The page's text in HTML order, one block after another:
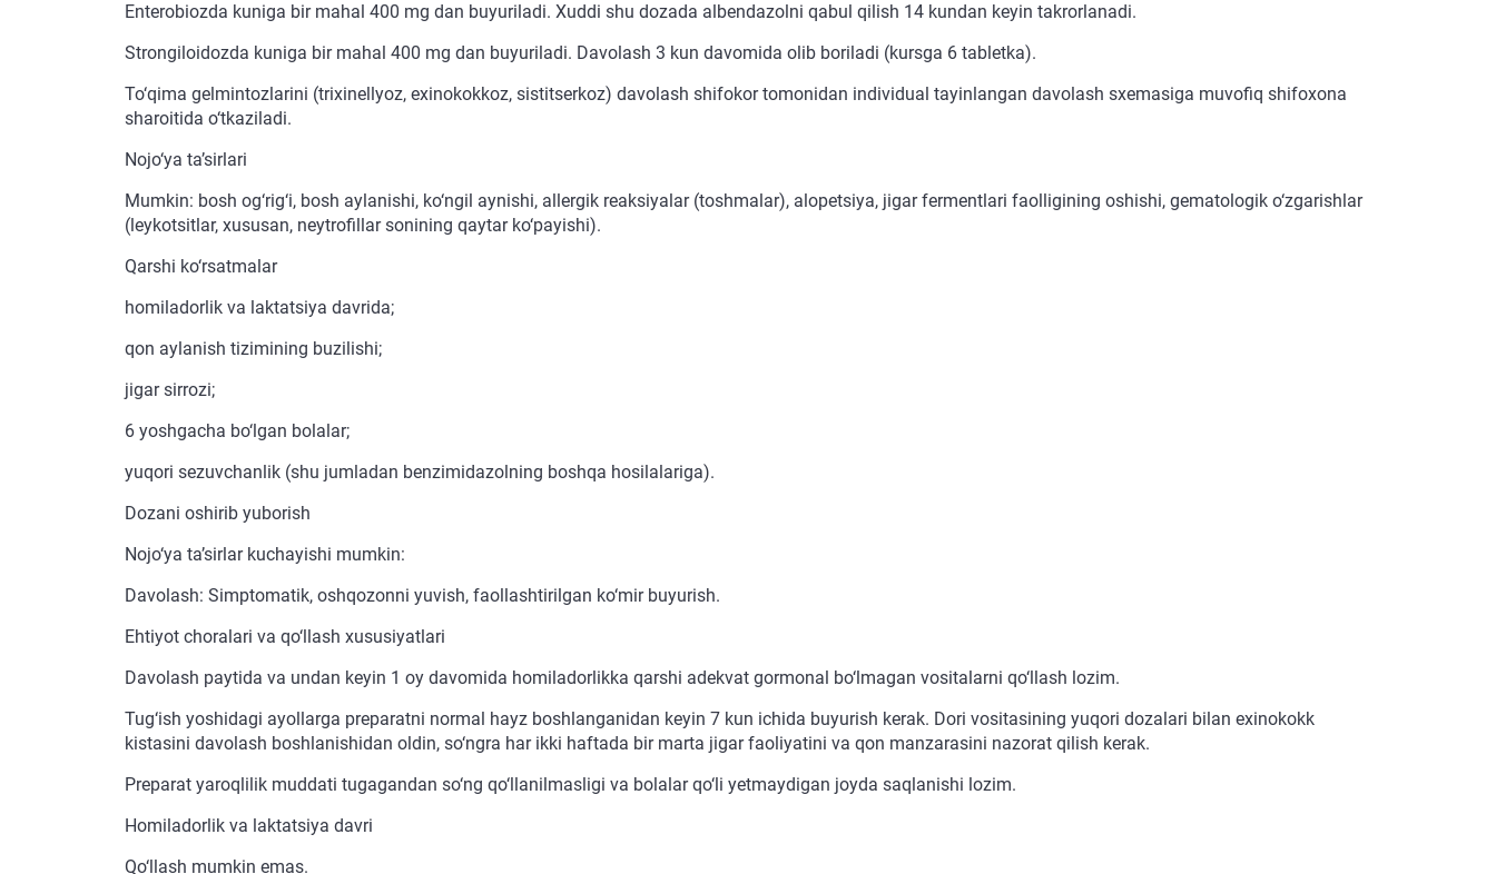
Enterobiozda kuniga bir mahal 400 mg dan buyuriladi. Xuddi shu dozada albendazolni qabul qilish 14 kundan keyin takrorlanadi.
Strongiloidozda kuniga bir mahal 400 mg dan buyuriladi. Davolash 3 kun davomida olib boriladi (kursga 6 tabletka).
To‘qima gelmintozlarini (trixinellyoz, exinokokkoz, sistitserkoz) davolash shifokor tomonidan individual tayinlangan davolash sxemasiga muvofiq shifoxona
sharoitida o‘tkaziladi.
Nojo‘ya ta’sirlari
Mumkin: bosh og‘rig‘i, bosh aylanishi, ko‘ngil aynishi, allergik reaksiyalar (toshmalar), alopetsiya, jigar fermentlari faolligining oshishi, gematologik o‘zgarishlar
(leykotsitlar, xususan, neytrofillar sonining qaytar ko‘payishi).
Qarshi ko‘rsatmalar
homiladorlik va laktatsiya davrida;
qon aylanish tizimining buzilishi;
jigar sirrozi;
6 yoshgacha bo‘lgan bolalar;
yuqori sezuvchanlik (shu jumladan benzimidazolning boshqa hosilalariga).
Dozani oshirib yuborish
Nojo‘ya ta’sirlar kuchayishi mumkin:
Davolash: Simptomatik, oshqozonni yuvish, faollashtirilgan ko‘mir buyurish.
Ehtiyot choralari va qo‘llash xususiyatlari
Davolash paytida va undan keyin 1 oy davomida homiladorlikka qarshi adekvat gormonal bo‘lmagan vositalarni qo‘llash lozim.
Tug‘ish yoshidagi ayollarga preparatni normal hayz boshlanganidan keyin 7 kun ichida buyurish kerak. Dori vositasining yuqori dozalari bilan exinokokk
kistasini davolash boshlanishidan oldin, so‘ngra har ikki haftada bir marta jigar faoliyatini va qon manzarasini nazorat qilish kerak.
Preparat yaroqlilik muddati tugagandan so‘ng qo‘llanilmasligi va bolalar qo‘li yetmaydigan joyda saqlanishi lozim.
Homiladorlik va laktatsiya davri
Qo‘llash mumkin emas.